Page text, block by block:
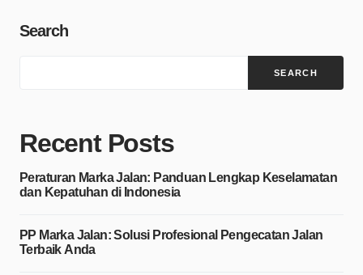
Search
SEARCH
Recent Posts
Peraturan Marka Jalan: Panduan Lengkap Keselamatan
dan Kepatuhan di Indonesia
PP Marka Jalan: Solusi Profesional Pengecatan Jalan
Terbaik Anda